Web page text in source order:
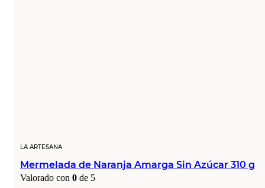
LA ARTESANA
Mermelada de Naranja Amarga Sin Azúcar 310 g
Valorado con 0 de 5